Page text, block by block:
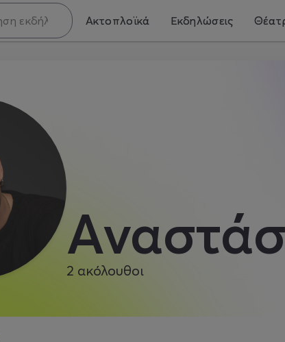
Ακτοπλοϊκά Εκδηλώσεις
2 ακόλουθοι